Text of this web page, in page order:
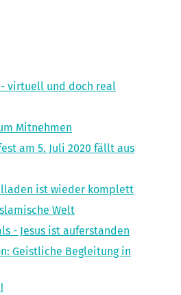
virtuell und doch real
Mitnehmen
am 5. Juli 2020 fällt aus
ist wieder komplett
Welt
- Jesus ist auferstanden
Geistliche Begleitung in